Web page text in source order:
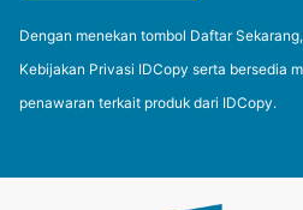
Dengan menekan tombol Daftar
Kebijakan Privasi IDCopy serta bersedia
penawaran terkait produk dari IDCopy.